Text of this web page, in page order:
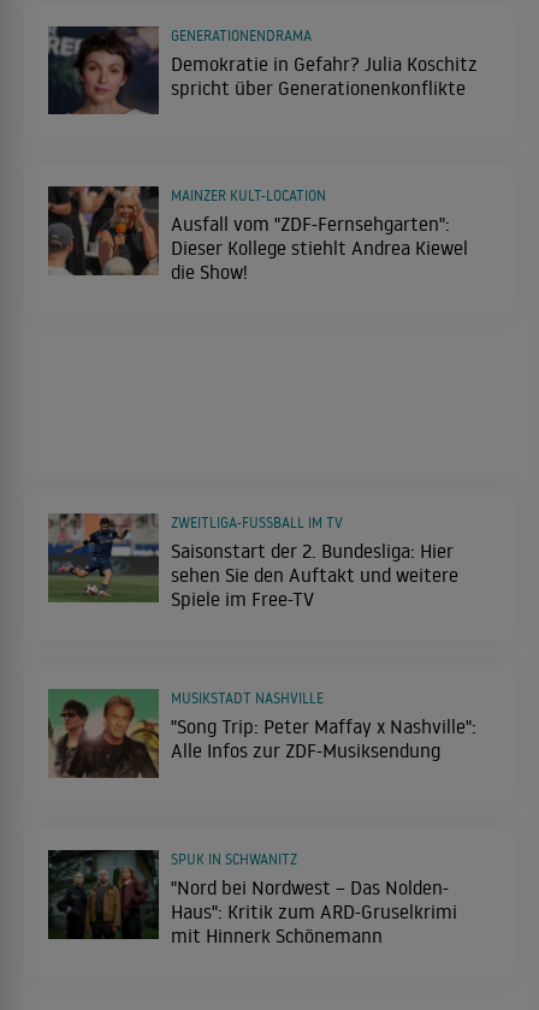
Demokratie in Gefahr? Julia Koschitz
spricht über Generationenkonflikte
GENERATIONENDRAMA
Ausfall vom "ZDF-Fernsehgarten":
Dieser Kollege stiehlt Andrea Kiewel
die Show!
MAINZER KULT-LOCATION
Saisonstart der 2. Bundesliga: Hier
sehen Sie den Auftakt und weitere
Spiele im Free-TV
ZWEITLIGA-FUSSBALL IM TV
"Song Trip: Peter Maffay x Nashville":
Alle Infos zur ZDF-Musiksendung
MUSIKSTADT NASHVILLE
"Nord bei Nordwest – Das Nolden-
Haus": Kritik zum ARD-Gruselkrimi
mit Hinnerk Schönemann
SPUK IN SCHWANITZ